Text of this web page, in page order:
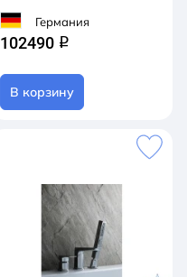
Германия
102490 q
В корзину